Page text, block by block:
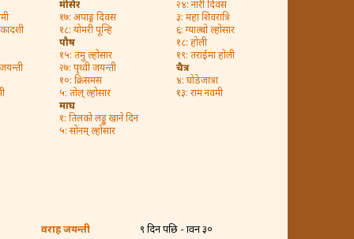
मंसिर
१७: अपाङ्ग दिवस
१८: योमरी पून्हि
पौष
१५: तमु ल्होसार
२७: पृथ्वी जयन्ती
१०: क्रिसमस
५: तोल् ल्होसार
माघ
१: तिलको लड्डु खाने दिन
५: सोनम् ल्होसार
२४: नारी दिवस
३: महा शिवरात्रि
६: ग्याल्बो ल्होसार
१८: होली
१९: तराईमा होली
चैत्र
४: घोडेजात्रा
१३: राम नवमी
वराह जयन्ती
९ दिन पछि - श्रावन ३०